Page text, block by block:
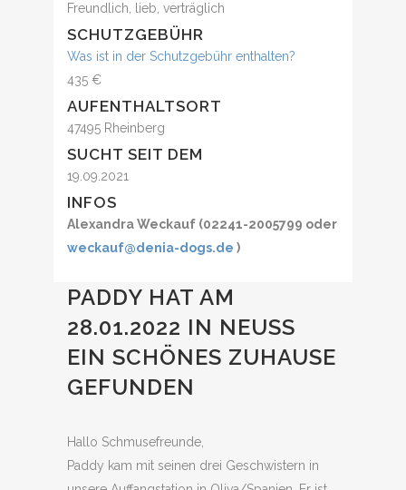
Freundlich, lieb, verträglich
SCHUTZGEBÜHR
Was ist in der Schutzgebühr enthalten?
435 €
AUFENTHALTSORT
47495 Rheinberg
SUCHT SEIT DEM
19.09.2021
INFOS
Alexandra Weckauf (02241-2005799 oder
weckauf@denia-dogs.de )
PADDY HAT AM
28.01.2022 IN NEUSS
EIN SCHÖNES ZUHAUSE
GEFUNDEN
Hallo Schmusefreunde,
Paddy kam mit seinen drei Geschwistern in